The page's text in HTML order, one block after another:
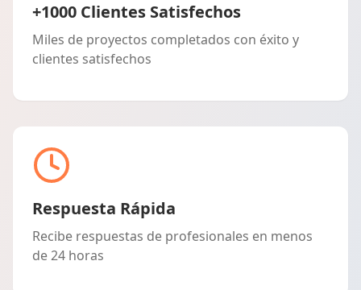
+1000 Clientes Satisfechos
Miles de proyectos completados con éxito y
clientes satisfechos
Respuesta Rápida
Recibe respuestas de profesionales en menos
de 24 horas